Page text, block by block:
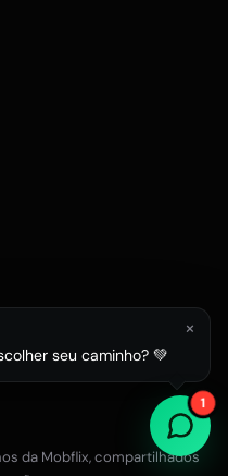
Raphael M.
Estagiário em
da Mobflix, compartilhados
1
seu caminho? 💚
×
a equipe no WhatsApp